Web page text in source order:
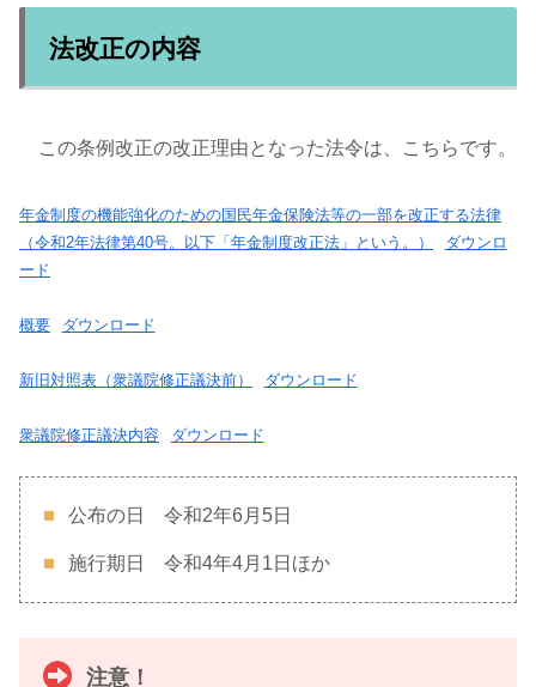
法改正の内容
この条例改正の改正理由となった法令は、こちらです。
年金制度の機能強化のための国民年金保険法等の一部を改正する法律
（令和2年法律第40号。以下「年金制度改正法」という。）
ダウンロ
ード
概要 ダウンロード
新旧対照表（衆議院修正議決前） ダウンロード
衆議院修正議決内容 ダウンロード
公布の日 令和2年6月5日
施行期日 令和4年4月1日ほか
注意！